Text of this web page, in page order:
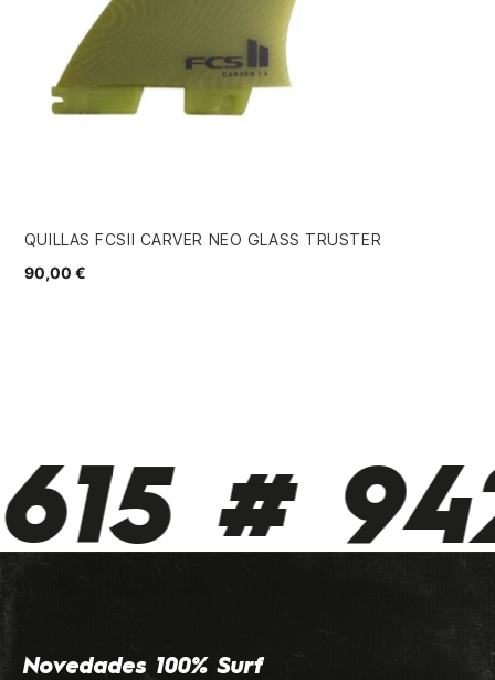
QUILLAS FCSII CARVER NEO GLASS TRUSTER
90,00 €
#
Novedades 100% Surf